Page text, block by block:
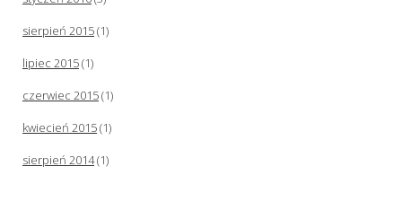
sierpień 2015(1)
lipiec 2015(1)
czerwiec 2015(1)
kwiecień 2015(1)
sierpień 2014(1)